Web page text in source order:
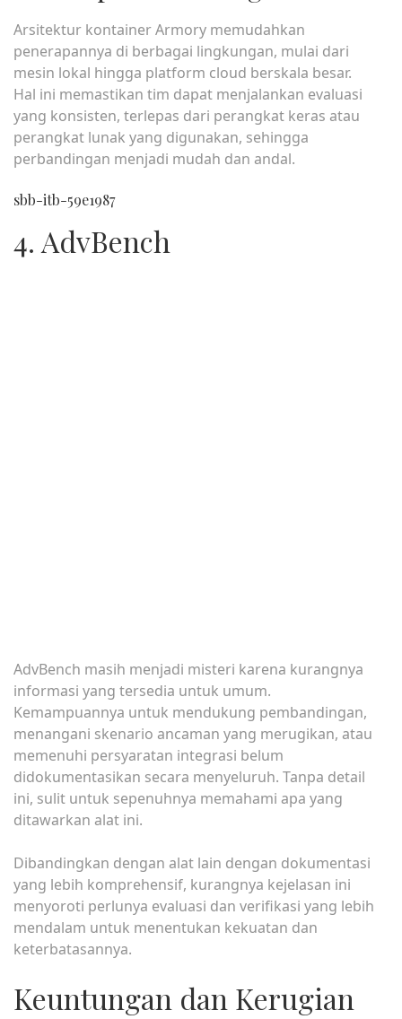
Arsitektur kontainer Armory memudahkan
penerapannya di berbagai lingkungan, mulai dari
mesin lokal hingga platform cloud berskala besar.
Hal ini memastikan tim dapat menjalankan evaluasi
yang konsisten, terlepas dari perangkat keras atau
perangkat lunak yang digunakan, sehingga
perbandingan menjadi mudah dan andal.
sbb-itb-59e1987
4. AdvBench
AdvBench masih menjadi misteri karena kurangnya
informasi yang tersedia untuk umum.
Kemampuannya untuk mendukung pembandingan,
menangani skenario ancaman yang merugikan, atau
memenuhi persyaratan integrasi belum
didokumentasikan secara menyeluruh. Tanpa detail
ini, sulit untuk sepenuhnya memahami apa yang
ditawarkan alat ini.
Dibandingkan dengan alat lain dengan dokumentasi
yang lebih komprehensif, kurangnya kejelasan ini
menyoroti perlunya evaluasi dan verifikasi yang lebih
mendalam untuk menentukan kekuatan dan
keterbatasannya.
Keuntungan dan Kerugian